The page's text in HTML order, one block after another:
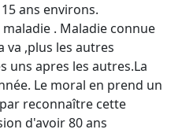
ans environs.
. Maladie connue
va ,plus les autres
uns apres les autres.La
Le moral en prend un
reconnaître cette
d'avoir 80 ans